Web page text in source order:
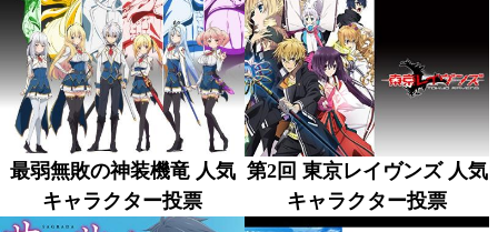
最弱無敗の神装機竜 人気
キャラクター投票
第2回 東京レイヴンズ 人気
キャラクター投票